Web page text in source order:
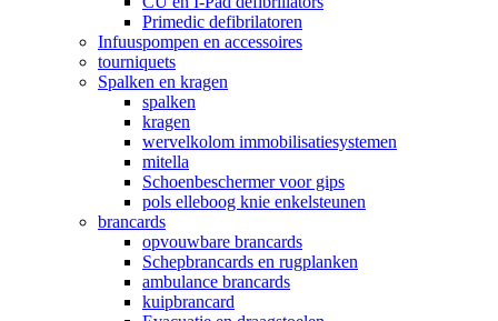
Primedic defibrilatoren
Infuuspompen en accessoires
tourniquets
Spalken en kragen
spalken
kragen
wervelkolom immobilisatiesystemen
mitella
Schoenbeschermer voor gips
pols elleboog knie enkelsteunen
brancards
opvouwbare brancards
Schepbrancards en rugplanken
ambulance brancards
kuipbrancard